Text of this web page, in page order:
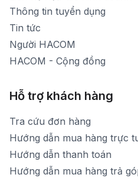
Thời gian mở cửa: Từ 8h30-20h hàng
Thông tin tuyển dụng
Tin tức
Người HACOM
HACOM - Cộng đồng
Hỗ trợ khách hàng
Tra cứu đơn hàng
Hướng dẫn mua hàng trực
Hướng dẫn thanh toán
Hướng dẫn mua hàng trả